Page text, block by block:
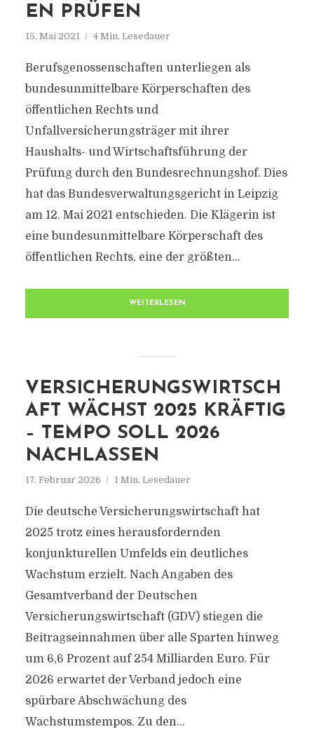
EN PRÜFEN
15. Mai 2021 4 Min. Lesedauer
Berufsgenossenschaften unterliegen als
bundesunmittelbare Körperschaften des
öffentlichen Rechts und
Unfallversicherungsträger mit ihrer
Haushalts- und Wirtschaftsführung der
Prüfung durch den Bundesrechnungshof. Dies
hat das Bundesverwaltungsgericht in Leipzig
am 12. Mai 2021 entschieden. Die Klägerin ist
eine bundesunmittelbare Körperschaft des
öffentlichen Rechts, eine der größten...
WEITERLESEN
VERSICHERUNGSWIRTSCH
AFT WÄCHST 2025 KRÄFTIG
– TEMPO SOLL 2026
NACHLASSEN
17. Februar 2026 1 Min. Lesedauer
Die deutsche Versicherungswirtschaft hat
2025 trotz eines herausfordernden
konjunkturellen Umfelds ein deutliches
Wachstum erzielt. Nach Angaben des
Gesamtverband der Deutschen
Versicherungswirtschaft (GDV) stiegen die
Beitragseinnahmen über alle Sparten hinweg
um 6,6 Prozent auf 254 Milliarden Euro. Für
2026 erwartet der Verband jedoch eine
spürbare Abschwächung des
Wachstumstempos. Zu den...